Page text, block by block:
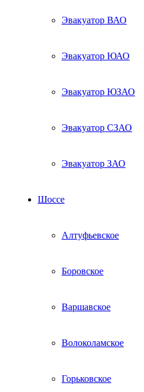
Эвакуатор ВАО
Эвакуатор ЮАО
Эвакуатор ЮЗАО
Эвакуатор СЗАО
Эвакуатор ЗАО
Шоссе
Алтуфьевское
Боровское
Варшавское
Волоколамское
Горьковское